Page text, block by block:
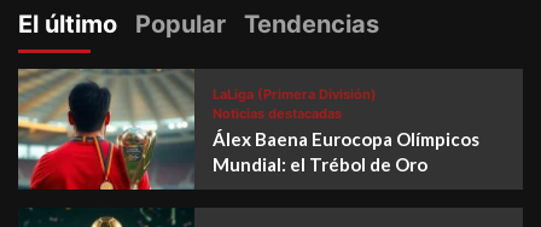
El último Popular Tendencias
LaLiga (Primera División)
Noticias destacadas
Álex Baena Eurocopa Olímpicos
Mundial: el Trébol de Oro